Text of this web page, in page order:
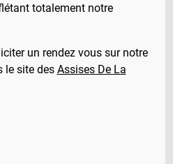
totalement notre
un rendez vous sur notre
le site des Assises De La